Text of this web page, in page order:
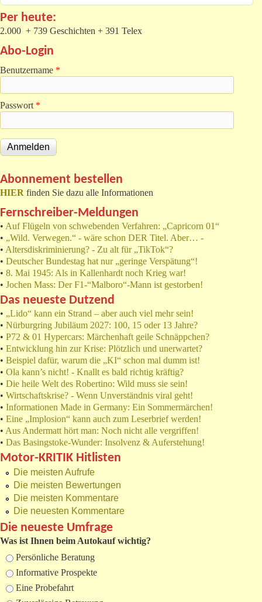
Per heute:
2.000 + 739 Geschichten + 391 Telex
Abo-Login
Benutzername *
Passwort *
Abonnement bestellen
HIER finden Sie dazu alle Informationen
Fernschreiber-Meldungen
• Auf Flügeln von schwebenden Verfahren: „Capricorn 01“
• „Wild. Verwegen.“ - wäre schon DER Titel. Aber… -
• Altersdiskriminierung? - Zu alt für „TikTok“?
• Deutscher Bundestag hat nur „geringe Verspätung“!
• 8. Mai 1945: Als in Kallenhardt noch Krieg war!
• Jochen Mass: Der F1-“Malboro“-Mann ist gestorben!
Das neueste Dutzend
• „Lido“ kann ein Strand – aber auch viel mehr sein!
• Nürburgring Jubiläum 2027: 100, 15 oder 13 Jahre?
• P72 & 01 Hypercars: Märchenhaft geile Schnäppchen?
• Entwicklung hin zur Krise: Plötzlich und unerwartet?
• Beispiel dafür, warum die „KI“ schon mal dumm ist!
• Ola kann’s nicht! - Knallt es bald richtig kräftig?
• Die heile Welt des Robertino: Wild muss sie sein!
• Wirtschaftskrise? - Wenn Unverständnis viral geht!
• Informationen Made in Germany: Ein Sommermärchen!
• Eine „Implosion“ kann auch zum Leserbrief werden!
• Aus Andermatt hört man: Noch nicht alle vergriffen!
• Das Basingstoke-Wunder: Insolvenz & Auferstehung!
Motor-KRITIK Hitlisten
Die meisten Aufrufe
Die meisten Bewertungen
Die meisten Kommentare
Die neuesten Kommentare
Die neueste Umfrage
Was ist Ihnen beim Autokauf wichtig?
Auswahlmöglichkeiten
Persönliche Beratung
Informative Prospekte
Eine Probefahrt